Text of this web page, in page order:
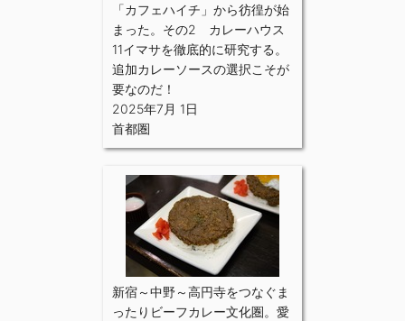
「カフェハイチ」から彷徨が始
まった。その2 カレーハウス
11イマサを徹底的に研究する。
追加カレーソースの選択こそが
要なのだ！
2025年7月 1日
首都圏
新宿～中野～高円寺をつなぐま
ったりビーフカレー文化圏。愛